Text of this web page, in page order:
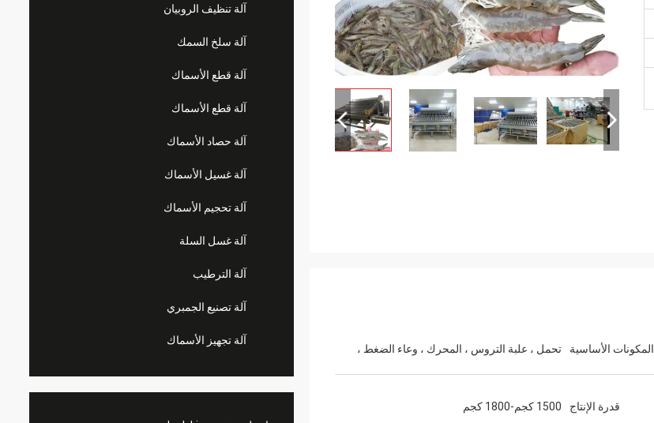
آلة تنظيف الروبيان
آلة سلخ السمك
آلة قطع الأسماك
آلة قطع الأسماك
آلة حصاد الأسماك
آلة غسيل الأسماك
آلة تحجيم الأسماك
آلة غسل السلة
آلة الترطيب
آلة تصنيع الجمبري
آلة تجهيز الأسماك
المكونات الأساسية تحمل ، علبة التروس ، المحرك ، وعاء الضغط ،
قدرة الإنتاج 1500 كجم-1800 كجم